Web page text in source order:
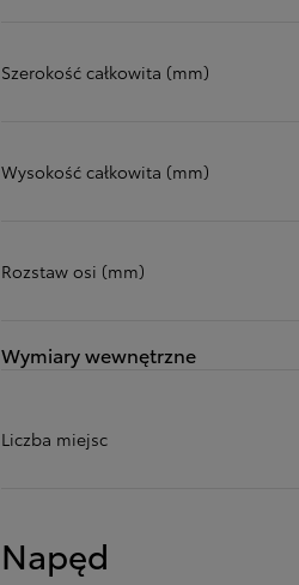
Szerokość całkowita (mm)
Wysokość całkowita (mm)
Rozstaw osi (mm)
Wymiary wewnętrzne
Liczba miejsc
Napęd